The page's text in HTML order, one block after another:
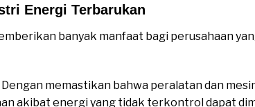
Energi Terbarukan
banyak manfaat bagi perusahaan
memastikan bahwa peralatan dan
akibat energi yang tidak terkontrol dapat